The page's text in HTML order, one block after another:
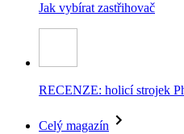
Jak vybírat zastřihovač
RECENZE: holicí strojek
Celý magazín